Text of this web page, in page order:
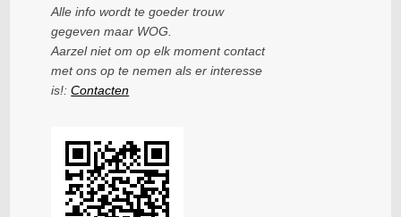
Alle info wordt te goeder trouw
gegeven maar WOG.
Aarzel niet om op elk moment contact
met ons op te nemen als er interesse
is!:Contacten